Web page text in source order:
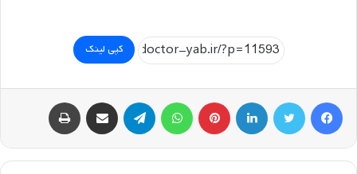
کپی لینک
فیسبوک توییتر لینکداین پینتریست تلگرام اشتراک گذاری با ایمیل